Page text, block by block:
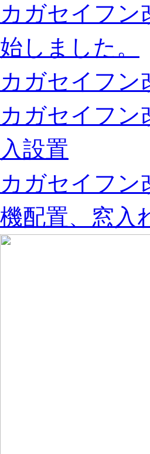
カガセイフン
始しました。
カガセイフン
カガセイフン
入設置
カガセイフン
機配置、窓入